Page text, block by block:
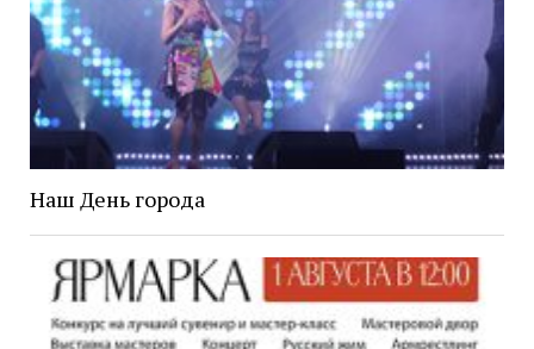
Наш День города